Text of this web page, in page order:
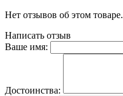
Нет отзывов об этом товаре.
Написать отзыв
Ваше имя:
Достоинства: